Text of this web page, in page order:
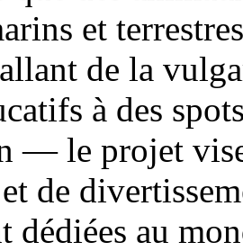
et
de la
à des
— le projet
de
dédiées au